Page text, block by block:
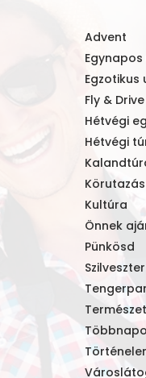
Advent
Egzotikus
Fly & Drive
Hétvégi
Hétvégi
Körutazás
Kultúra
Önnek
Pünkösd
Szilveszter